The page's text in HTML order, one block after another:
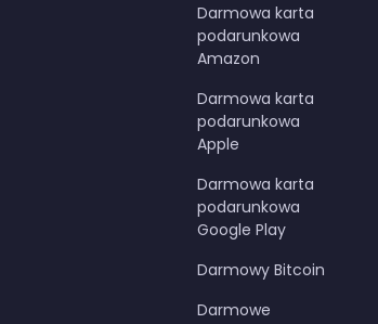
Darmowa karta
podarunkowa
Amazon
Darmowa karta
podarunkowa
Apple
Darmowa karta
podarunkowa
Google Play
Darmowy Bitcoin
Darmowe